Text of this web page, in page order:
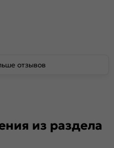
отзывов
из раздела